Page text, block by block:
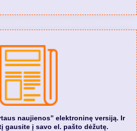
naujienos” elektroninę versiją. Ir
gausite į savo el. pašto dėžutę.